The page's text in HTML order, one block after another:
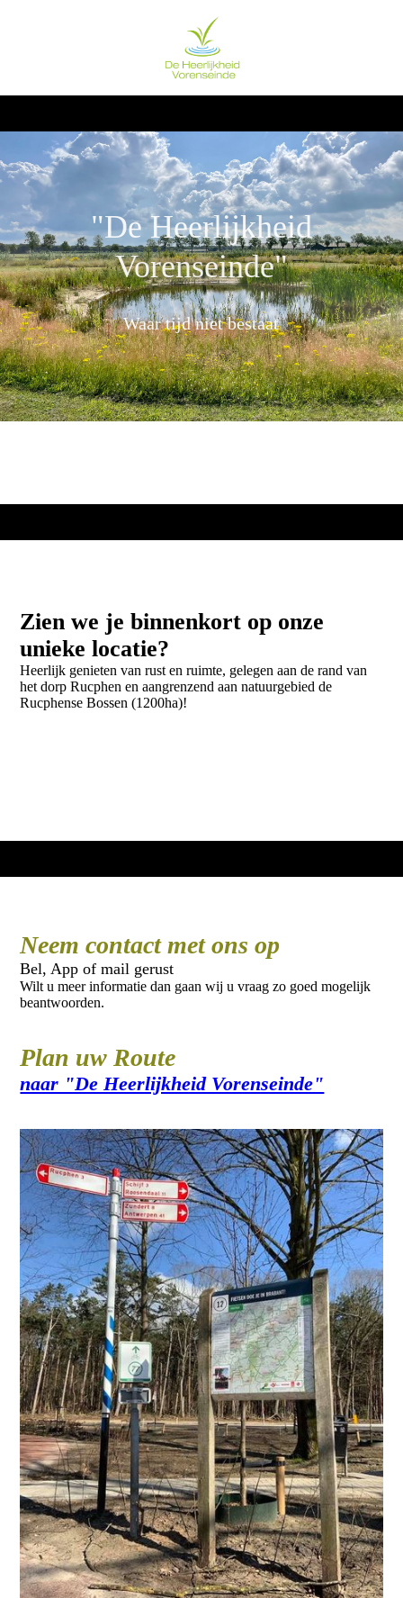
"De Heerlijkheid
Vorenseinde"
Waartijdniet bestaat
Zien we je binnenkort op onze
unieke locatie?
Heerlijk genieten van rust en ruimte, gelegen aan de rand van
het dorp Rucphen en aangrenzend aan natuurgebied de
Rucphense Bossen (1200ha)!
Neem contact met ons op
Bel, App of mail gerust
Wilt u meer informatie dan gaan wij u vraag zo goed mogelijk
beantwoorden.
Plan uw Route
naar "De Heerlijkheid Vorenseinde"